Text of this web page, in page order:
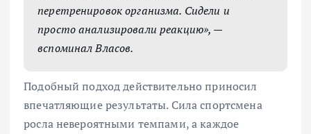
перетренировок организма. Сидели и
просто анализировали реакцию», —
вспоминал Власов.
Подобный подход действительно приносил
впечатляющие результаты. Сила спортсмена
росла невероятными темпами, а каждое